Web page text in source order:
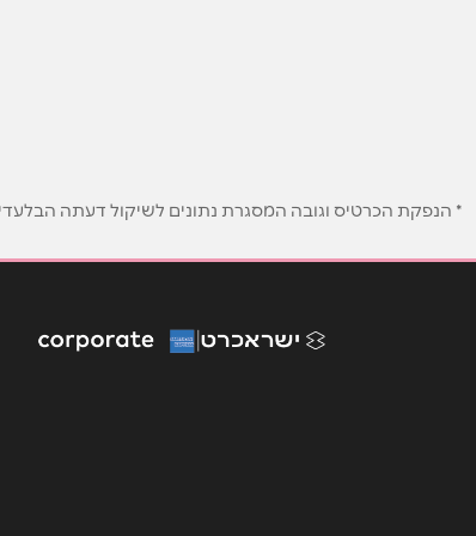
* הנפקת הכרטיס וגובה המסגרת נתונים לשיקול דעתה